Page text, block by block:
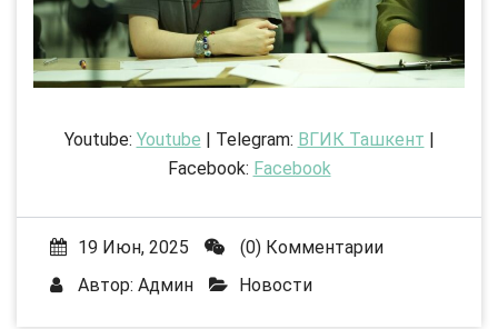
Youtube: Youtube | Telegram: ВГИК Ташкент |
Facebook: Facebook
19 Июн, 2025
(0) Комментарии
Автор: Админ Новости